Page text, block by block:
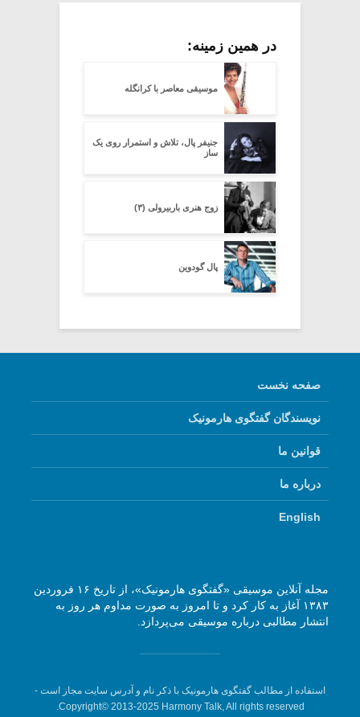
در همین زمینه:
موسیقی معاصر با کرانگله
جنیفر پال، تلاش و استمرار روی یک
ساز
زوج هنری باربیرولی (۳)
پال گودوین
صفحه نخست
نویسندگان گفتگوی هارمونیک
قوانین ما
درباره ما
English
مجله آنلاین موسیقی «گفتگوی هارمونیک»، از تاریخ ۱۶ فروردین
۱۳۸۳ آغاز به کار کرد و تا امروز به صورت مداوم هر روز به
انتشار مطالبی درباره موسیقی می‌پردازد.
استفاده از مطالب گفتگوی هارمونیک با ذکر نام و آدرس سایت مجاز است -
Copyright© 2013-2025 Harmony Talk, All rights reserved.